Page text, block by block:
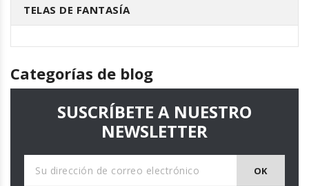
TELAS DE FANTASÍA
Categorías de blog
SUSCRÍBETE A NUESTRO
NEWSLETTER